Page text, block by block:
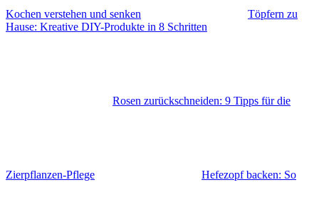
Kochen verstehen und senken
Töpfern zu
Hause: Kreative DIY-Produkte in 8 Schritten
Rosen zurückschneiden: 9 Tipps für die
Zierpflanzen-Pflege Hefezopf backen: So